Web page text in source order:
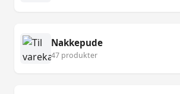
Nakkepude
47 produkter